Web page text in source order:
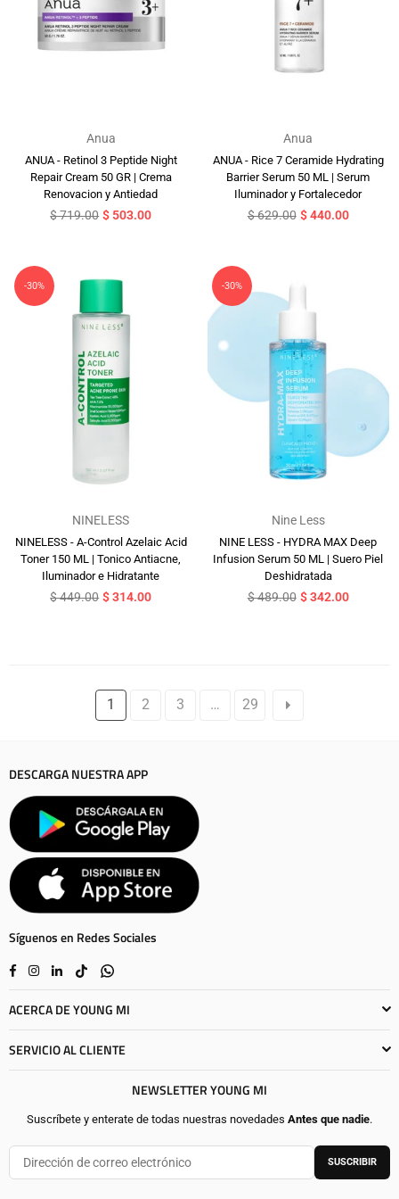
Anua
ANUA - Retinol 3 Peptide Night
Repair Cream 50 GR | Crema
Renovacion y Antiedad
Precio
$ 719.00 $ 503.00
Anua
ANUA - Rice 7 Ceramide Hydrating
Barrier Serum 50 ML | Serum
Iluminador y Fortalecedor
Precio
$ 629.00 $ 440.00
-30%
NINELESS
NINELESS - A-Control Azelaic Acid
Toner 150 ML | Tonico Antiacne,
Iluminador e Hidratante
Precio
$ 449.00 $ 314.00
-30%
Nine Less
NINE LESS - HYDRA MAX Deep
Infusion Serum 50 ML | Suero Piel
Deshidratada
Precio
$ 489.00 $ 342.00
1 2 3 … 29
DESCARGA NUESTRA APP
Síguenos en Redes Sociales
FacebookInstagram
LinkedinTikTokWhatsapp
ACERCA DE YOUNG MI
SERVICIO AL CLIENTE
NEWSLETTER YOUNG MI
Suscríbete y enterate de todas nuestras novedades Antes que nadie.
SUSCRIBIR